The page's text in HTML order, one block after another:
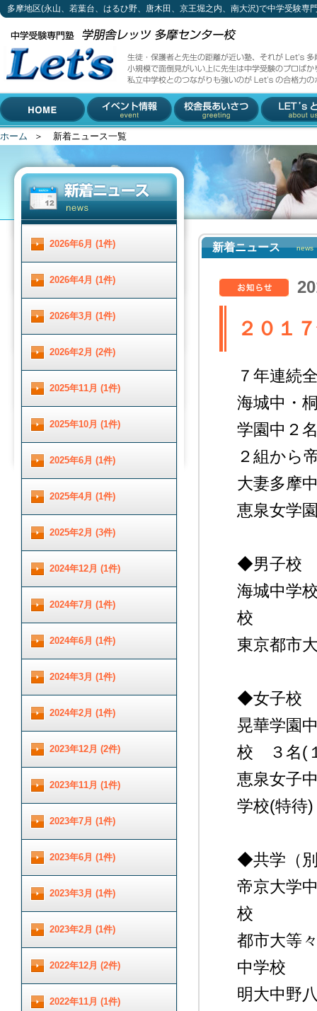
新着ニュース一覧
多摩地区(永山、若葉台、はるひ野、唐木田、京王堀之内、南大沢)で中学受験専
私立中学校とのつながりも強いのがLet'sの合格力のポイントです。
多摩地区(永山、若葉台、は
るひ野、唐木田、京王堀之
内、南大沢)で中学受験専門
塾をお探しなら
042-310-3883 (受付時間 月～土 13 : 00 ～ 19 :00)
〒206-0033 東京都多摩市落合1-5-11 小林ビル2F
ホーム ＞ 新着ニュース一覧
新着ニュース news
２０１
７年連続
海城中・
学園中２
２組から
大妻多摩
恵泉女学
◆男子校
海城
校
東京都市
◆女子校
晃華
校 ３
恵泉
学校(特
◆共学（
帝京
校
都市大
中学校
明大中
2026年6月 (1件)
2026年4月 (1件)
2026年3月 (1件)
2026年2月 (2件)
2025年11月 (1件)
2025年10月 (1件)
2025年6月 (1件)
2025年4月 (1件)
2025年2月 (3件)
2024年12月 (1件)
2024年7月 (1件)
2024年6月 (1件)
2024年3月 (1件)
2024年2月 (1件)
2023年12月 (2件)
2023年11月 (1件)
2023年7月 (1件)
2023年6月 (1件)
2023年3月 (1件)
2023年2月 (1件)
2022年12月 (2件)
2022年11月 (1件)
HOME イベント情報